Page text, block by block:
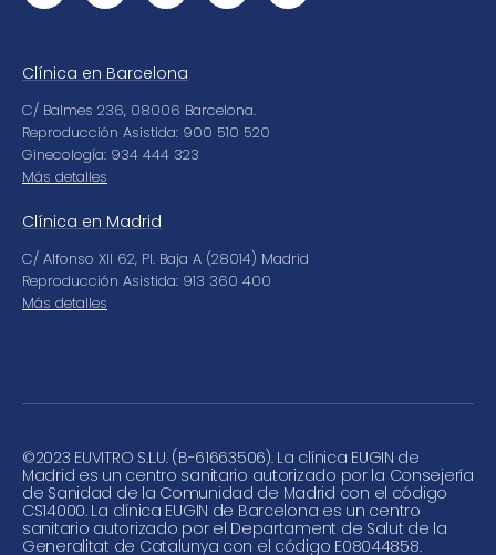
Clínica en Barcelona
C/ Balmes 236, 08006 Barcelona.
Reproducción Asistida: 900 510 520
Ginecología: 934 444 323
Más detalles
Clínica en Madrid
C/ Alfonso XII 62, Pl. Baja A (28014) Madrid
Reproducción Asistida: 913 360 400
Más detalles
©2023 EUVITRO S.L.U. (B-61663506). La clínica EUGIN de
Madrid es un centro sanitario autorizado por la Consejería
de Sanidad de la Comunidad de Madrid con el código
CS14000. La clínica EUGIN de Barcelona es un centro
sanitario autorizado por el Departament de Salut de la
Generalitat de Catalunya con el código E08044858.